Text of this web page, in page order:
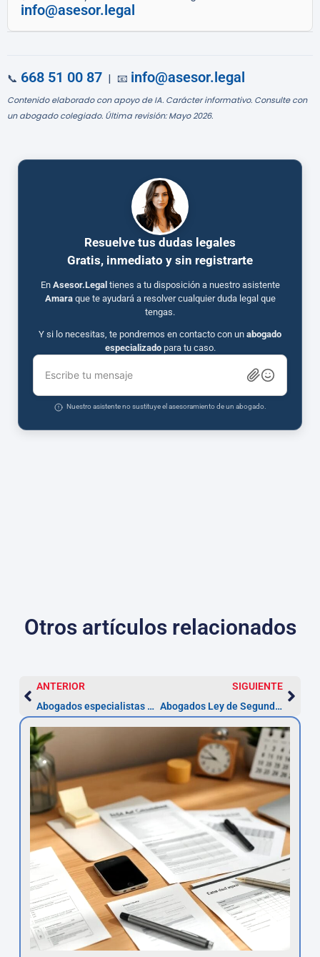
info@asesor.legal
📞 668 51 00 87 | 📧 info@asesor.legal
Contenido elaborado con apoyo de IA. Carácter informativo. Consulte con
un abogado colegiado. Última revisión: Mayo 2026.
Resuelve tus dudas legales
Gratis, inmediato y sin registrarte
En Asesor.Legal tienes a tu disposición a nuestro asistente
Amaraque te ayudará a resolver cualquier duda legal que
tengas.
Y si lo necesitas, te pondremos en contacto con un abogado
especializadopara tu caso.
Escribe tu mensaje
Nuestro asistente no sustituye el asesoramiento de un abogado.
Otros artículos relacionados
ANTERIOR
Abogados especialistas en despidos en Santander
SIGUIENTE
Abogados Ley de Segunda Oportunidad en Santander